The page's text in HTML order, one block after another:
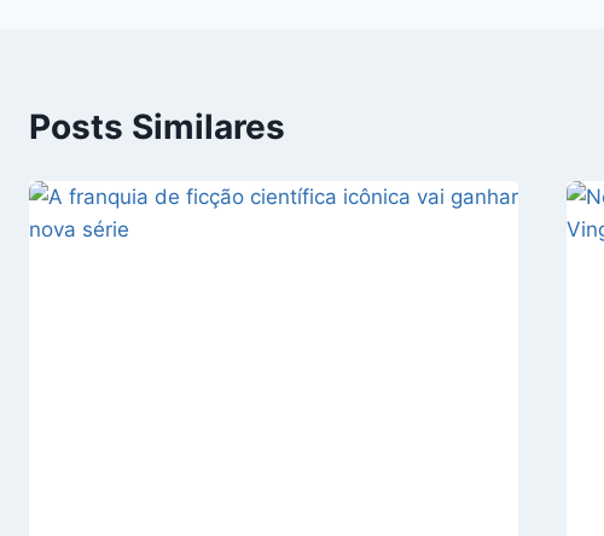
Posts Similares